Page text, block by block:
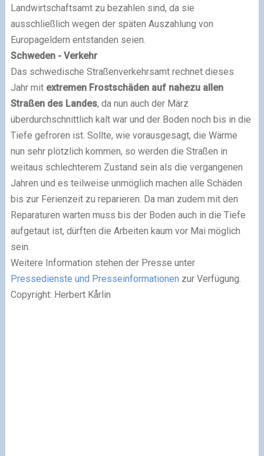
Landwirtschaftsamt zu bezahlen sind, da sie
ausschließlich wegen der späten Auszahlung von
Europageldern entstanden seien.
Schweden - Verkehr
Das schwedische Straßenverkehrsamt rechnet dieses
Jahr mit extremen Frostschäden auf nahezu allen
Straßen des Landes, da nun auch der März
überdurchschnittlich kalt war und der Boden noch bis in die
Tiefe gefroren ist. Sollte, wie vorausgesagt, die Wärme
nun sehr plötzlich kommen, so werden die Straßen in
weitaus schlechterem Zustand sein als die vergangenen
Jahren und es teilweise unmöglich machen alle Schäden
bis zur Ferienzeit zu reparieren. Da man zudem mit den
Reparaturen warten muss bis der Boden auch in die Tiefe
aufgetaut ist, dürften die Arbeiten kaum vor Mai möglich
sein.
Weitere Information stehen der Presse unter
Pressedienste und Presseinformationen zur Verfügung.
Copyright: Herbert Kårlin